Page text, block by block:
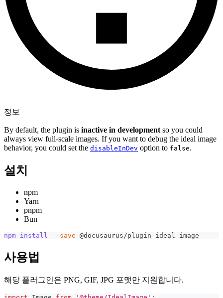
정보
By default, the plugin is inactive in development so you could
always view full-scale images. If you want to debug the ideal image
behavior, you could set the disableInDev option to false.
설치
npm
Yarn
pnpm
Bun
npm install --save @docusaurus/plugin-ideal-image
사용법
해당 플러그인은 PNG, GIF, JPG 포맷만 지원합니다.